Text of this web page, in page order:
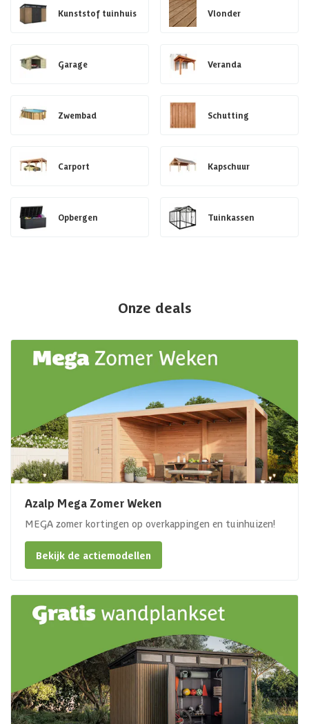
Kunststof tuinhuis Vlonder
Garage Veranda
Zwembad Schutting
Carport Kapschuur
Opbergen Tuinkassen
Onze deals
Azalp Mega Zomer Weken
MEGA zomer kortingen op overkappingen en tuinhuizen!
Bekijk de actiemodellen